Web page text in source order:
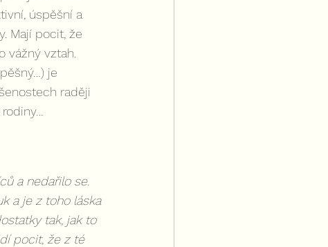
úspěšní a
Mají pocit, že
vážný vztah.
je
raději
a nedařilo se.
a je z toho láska
tak, jak to
pocit, že z té